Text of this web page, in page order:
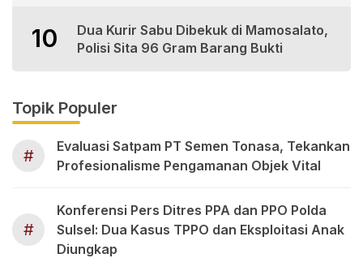
10
Dua Kurir Sabu Dibekuk di Mamosalato,
Polisi Sita 96 Gram Barang Bukti
Topik Populer
#
Evaluasi Satpam PT Semen Tonasa, Tekankan
Profesionalisme Pengamanan Objek Vital
#
Konferensi Pers Ditres PPA dan PPO Polda
Sulsel: Dua Kasus TPPO dan Eksploitasi Anak
Diungkap